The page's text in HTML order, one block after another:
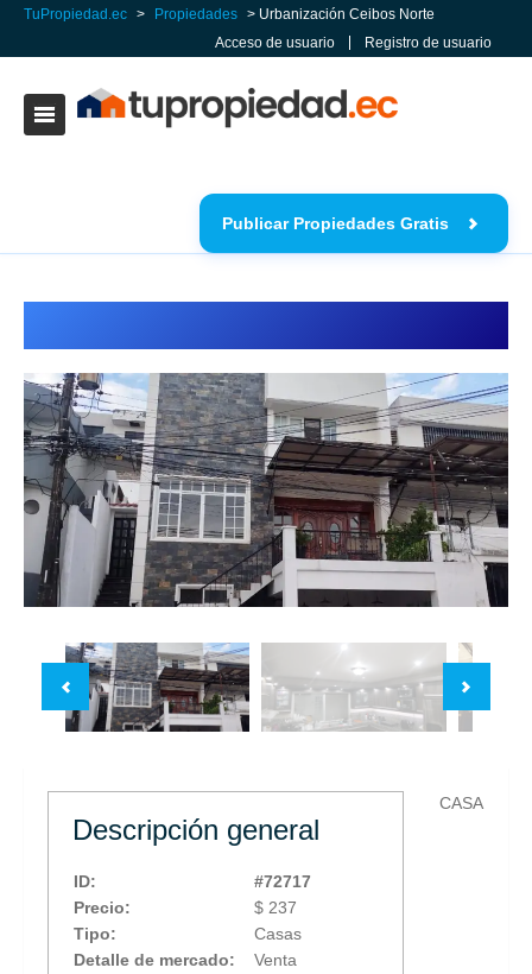
TuPropiedad.ec > Propiedades > Urbanización Ceibos Norte
Acceso de usuario
Registro de usuario
Publicar Propiedades Gratis
Descripción general
ID:
#72717
Precio:
$ 237
Tipo:
Casas
Detalle de mercado:
Venta
CASA